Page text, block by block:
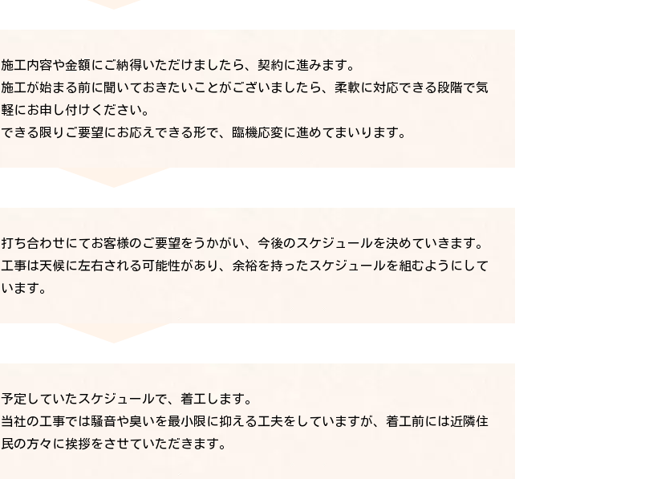
施工内容や金額にご納得いただけましたら、契約に進みます。
施工が始まる前に聞いておきたいことがございましたら、柔軟に対応できる段階で気
軽にお申し付けください。
できる限りご要望にお応えできる形で、臨機応変に進めてまいります。
打ち合わせにてお客様のご要望をうかがい、今後のスケジュールを決めていきます。
工事は天候に左右される可能性があり、余裕を持ったスケジュールを組むようにして
います。
予定していたスケジュールで、着工します。
当社の工事では騒音や臭いを最小限に抑える工夫をしていますが、着工前には近隣住
民の方々に挨拶をさせていただきます。